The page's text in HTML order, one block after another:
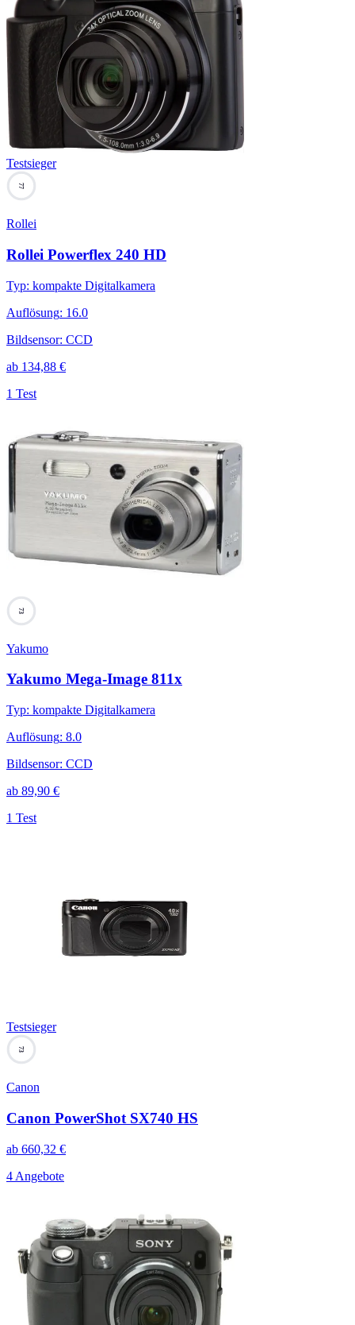
Testsieger
77
Rollei
Rollei Powerflex 240 HD
Typ: kompakte Digitalkamera
Auflösung: 16.0
Bildsensor: CCD
ab 134,88 €
1 Test
73
Yakumo
Yakumo Mega-Image 811x
Typ: kompakte Digitalkamera
Auflösung: 8.0
Bildsensor: CCD
ab 89,90 €
1 Test
Testsieger
73
Canon
Canon PowerShot SX740 HS
ab 660,32 €
4 Angebote